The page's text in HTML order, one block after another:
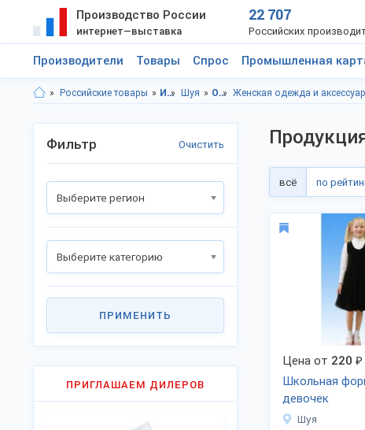
Производство России
интернет—выставка
22 707
Российских
Производители Товары Спрос Промышленная
Российские товары Ивановская область Шуя Одежда Женская одежда и
всё по
Цена от 220 ₽
Школьная
девочек
Шуя
Фильтр Очистить
Выберите регион
Выберите категорию
ПРИМЕНИТЬ
ПРИГЛАШАЕМ ДИЛЕРОВ